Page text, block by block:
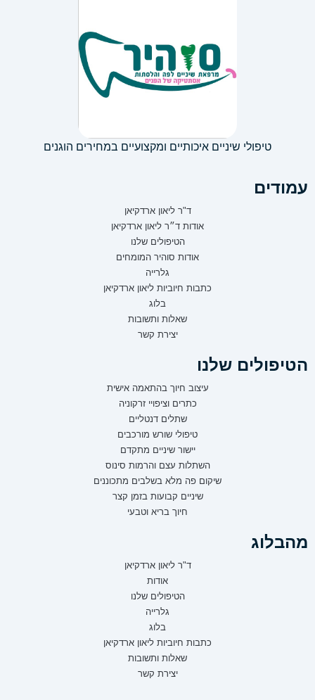
טיפולי שיניים איכותיים ומקצועיים במחירים הוגנים
עמודים
ד"ר ליאון ארדקיאן
אודות ד״ר ליאון ארדקיאן
הטיפולים שלנו
אודות סוהיר המומחים
גלרייה
כתבות חיוביות ליאון ארדקיאן
בלוג
שאלות ותשובות
יצירת קשר
הטיפולים שלנו
עיצוב חיוך בהתאמה אישית
כתרים וציפויי זרקוניה
שתלים דנטליים
טיפולי שורש מורכבים
יישור שיניים מתקדם
השתלות עצם והרמות סינוס
שיקום פה מלא בשלבים מתכוננים
שיניים קבועות בזמן קצר
חיוך בריא וטבעי
מהבלוג
ד"ר ליאון ארדקיאן
אודות
הטיפולים שלנו
גלרייה
בלוג
כתבות חיוביות ליאון ארדקיאן
שאלות ותשובות
יצירת קשר